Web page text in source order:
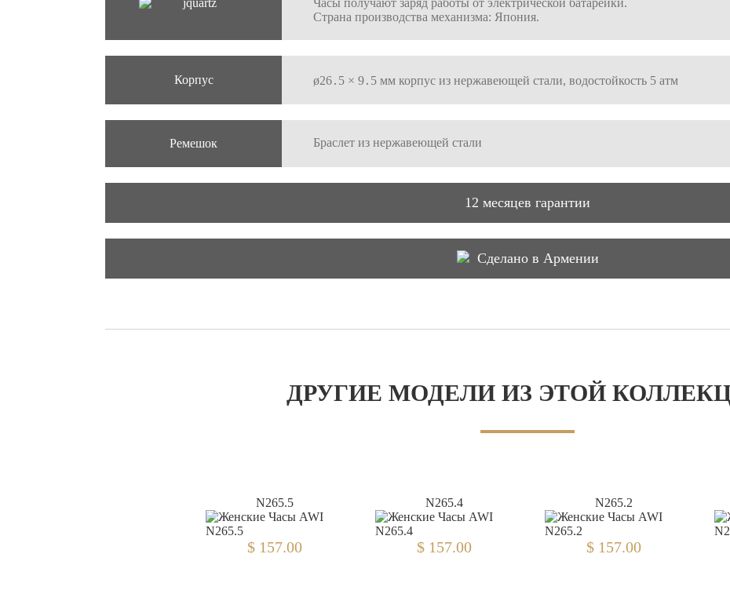
Часы получают заряд работы от электрической батарейки.
Страна производства механизма: Япония.
Корпус ø26․5 × 9․5 мм корпус из нержавеющей стали, водостойкость 5 атм
Ремешок Браслет из нержавеющей стали
12 месяцев гарантии
Сделано в Армении
ДРУГИЕ МОДЕЛИ ИЗ ЭТОЙ
N265.5
$ 157.00
N265.4
$ 157.00
N265.2
$ 157.00